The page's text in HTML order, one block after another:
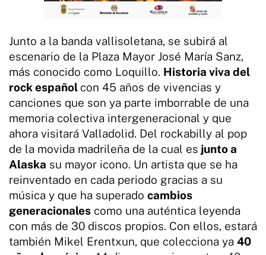
Junto a la banda vallisoletana, se subirá al
escenario de la Plaza Mayor José María Sanz,
más conocido como Loquillo. Historia viva del
rock español con 45 años de vivencias y
canciones que son ya parte imborrable de una
memoria colectiva intergeneracional y que
ahora visitará Valladolid. Del rockabilly al pop
de la movida madrileña de la cual es junto a
Alaska su mayor icono. Un artista que se ha
reinventado en cada periodo gracias a su
música y que ha superado cambios
generacionales como una auténtica leyenda
con más de 30 discos propios. Con ellos, estará
también Mikel Erentxun, que colecciona ya 40